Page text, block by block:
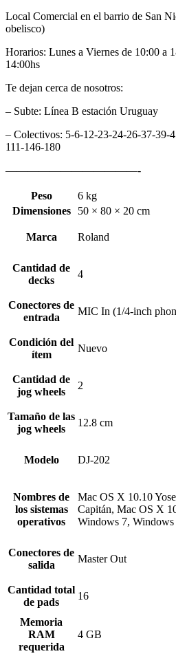
Local Comercial en el barrio de San
obelisco)
Horarios: Lunes a Viernes de 10:00 a
14:00hs
Te dejan cerca de nosotros:
– Subte: Línea B estación Uruguay
– Colectivos: 5-6-12-23-24-26-37-39-
111-146-180
————————————-
Peso
6 kg
Dimensiones
50 × 80 × 20 cm
Marca Roland
Cantidad de
decks
4
Conectores de
entrada
MIC In (1/4-inch
Condición del
ítem
Nuevo
Cantidad de
jog wheels
2
Tamaño de las
jog wheels
12.8 cm
Modelo DJ-202
Nombres de
los sistemas
operativos
Mac OS X 10.10
Capitán, Mac OS X
Windows 7, Windows
Conectores de
salida
Master Out
Cantidad total
de pads
16
Memoria
RAM
requerida
4 GB